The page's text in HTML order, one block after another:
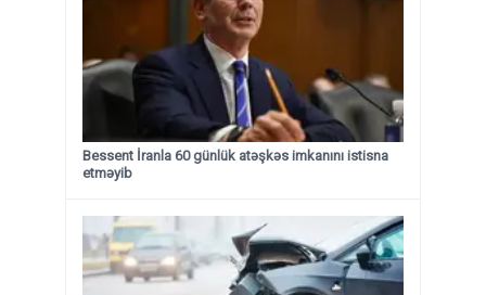
Bessent İranla 60 günlük atəşkəs imkanını istisna
etməyib